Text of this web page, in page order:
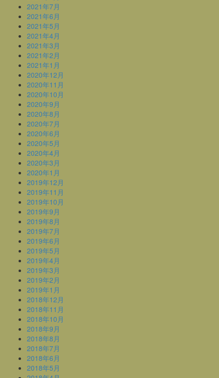
2021年7月
2021年6月
2021年5月
2021年4月
2021年3月
2021年2月
2021年1月
2020年12月
2020年11月
2020年10月
2020年9月
2020年8月
2020年7月
2020年6月
2020年5月
2020年4月
2020年3月
2020年1月
2019年12月
2019年11月
2019年10月
2019年9月
2019年8月
2019年7月
2019年6月
2019年5月
2019年4月
2019年3月
2019年2月
2019年1月
2018年12月
2018年11月
2018年10月
2018年9月
2018年8月
2018年7月
2018年6月
2018年5月